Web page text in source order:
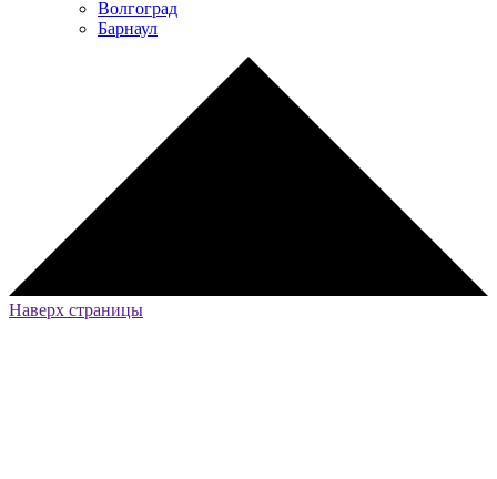
Волгоград
Барнаул
Наверх страницы